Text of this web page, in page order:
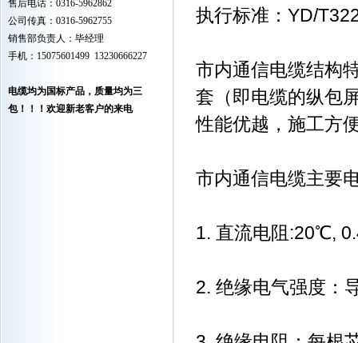
售后电话：0316-5962862
公司传真：0316-5962755
销售部负责人：毕经理
手机：15075601499 13230666227
电缆均为国标产品，质量均为三
包！！！欢迎新老客户的来电
执行标准：YD/
市内通信电缆结构
套（即电缆的纵包
性能优越，施工方
市内通信电缆主要
1. 直流电阻:20℃,
2. 绝缘电气强度：